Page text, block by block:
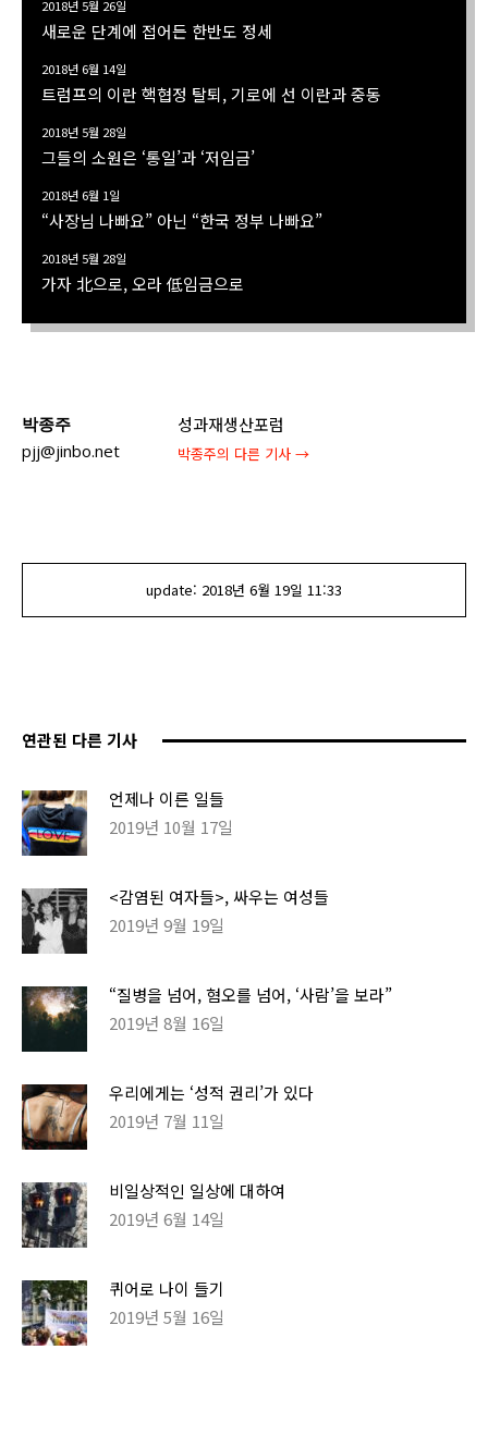
2018년 5월 26일
새로운 단계에 접어든 한반도 정세
2018년 6월 14일
트럼프의 이란 핵협정 탈퇴, 기로에 선 이란과 중동
2018년 5월 28일
그들의 소원은 ‘통일’과 ‘저임금’
2018년 6월 1일
“사장님 나빠요” 아닌 “한국 정부 나빠요”
2018년 5월 28일
가자 北으로, 오라 低임금으로
박종주
pjj@jinbo.net
성과재생산포럼
박종주의 다른 기사 →
update: 2018년 6월 19일 11:33
연관된 다른 기사
언제나 이른 일들
2019년 10월 17일
<감염된 여자들>, 싸우는 여성들
2019년 9월 19일
“질병을 넘어, 혐오를 넘어, ‘사람’을 보라”
2019년 8월 16일
우리에게는 ‘성적 권리’가 있다
2019년 7월 11일
비일상적인 일상에 대하여
2019년 6월 14일
퀴어로 나이 들기
2019년 5월 16일